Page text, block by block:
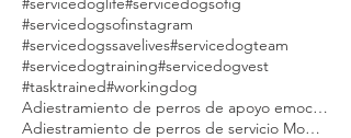
#dogtraining#germanshepherd
#goldenretriever#labrador#medicalalertdog
#mobilityservicedog#psychiatricservicedog
#ptsd#ptsdservicedog#puppy
#serviceanimal#servicedog #servicedoggear
#servicedoghandler#servicedogintraining